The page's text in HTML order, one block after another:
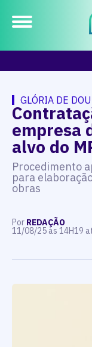
GLÓRIA DE
empresa
alvo do
Procedimento
para
obras
Por REDAÇÃO
11/08/25 às 14H19